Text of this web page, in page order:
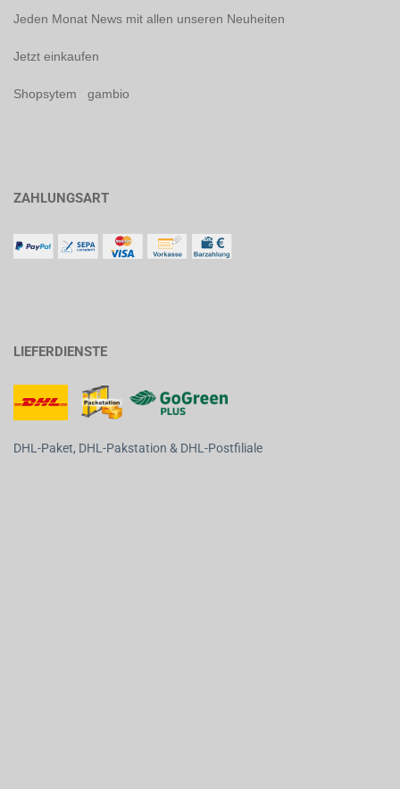
Jeden Monat News mit allen unseren Neuheiten
Jetzt einkaufen
Shopsytem gambio
ZAHLUNGSART
LIEFERDIENSTE
DHL-Paket, DHL-Pakstation & DHL-Postfiliale